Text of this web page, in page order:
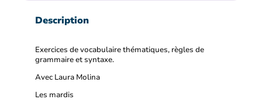
Description
Exercices de vocabulaire thématiques, règles de
grammaire et syntaxe.
Avec Laura Molina
Les mardis